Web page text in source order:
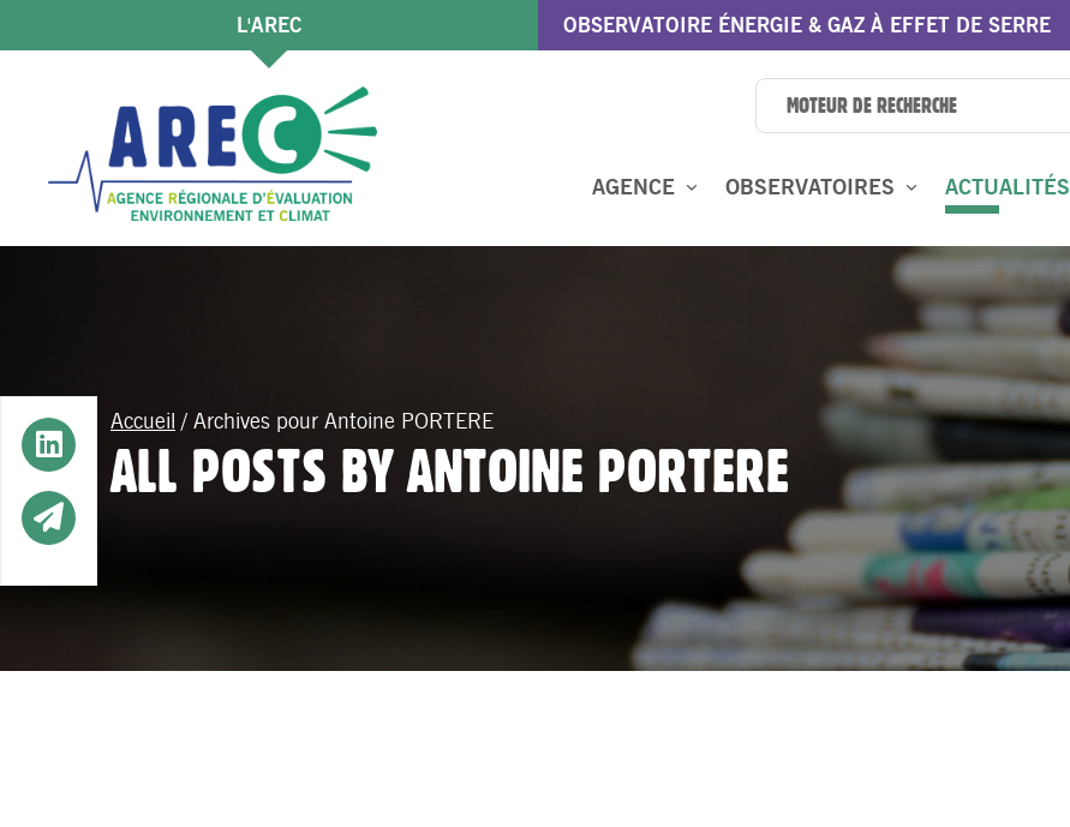
L'AREC OBSERVATOIRE ÉNERGIE & GAZ À EFFET DE SERRE
AGENCE OBSERVATOIRES ACTUALITÉS
Accueil / Archives pour Antoine PORTERE
ALL POSTS BY ANTOINE PORTERE
Button
Button